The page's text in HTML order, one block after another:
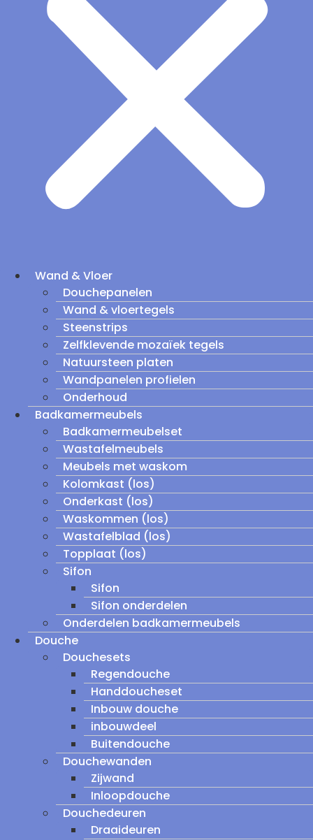
Wand & Vloer
Douchepanelen
Wand & vloertegels
Steenstrips
Zelfklevende mozaïek tegels
Natuursteen platen
Wandpanelen profielen
Onderhoud
Badkamermeubels
Badkamermeubelset
Wastafelmeubels
Meubels met waskom
Kolomkast (los)
Onderkast (los)
Waskommen (los)
Wastafelblad (los)
Topplaat (los)
Sifon
Sifon
Sifon onderdelen
Onderdelen badkamermeubels
Douche
Douchesets
Regendouche
Handdoucheset
Inbouw douche
inbouwdeel
Buitendouche
Douchewanden
Zijwand
Inloopdouche
Douchedeuren
Draaideuren